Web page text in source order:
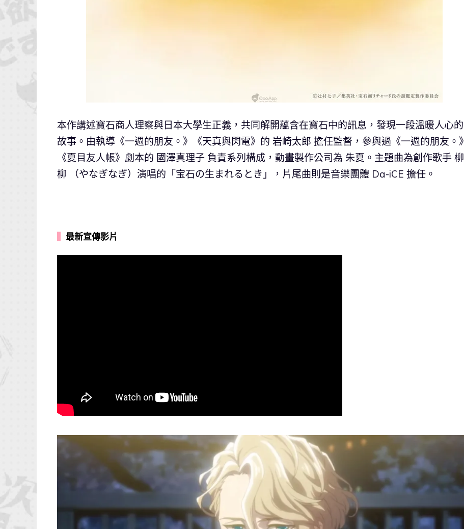
本作講述寶石商人理察與日本大學生正義，共同解開蘊含在寶石中的訊息，發現一段溫暖人心的
故事。由執導《一週的朋友。》《天真與閃電》的 岩崎太郎 擔任監督，參與過《一週的朋友。》
《夏目友人帳》劇本的 國澤真理子 負責系列構成，動畫製作公司為 朱夏。主題曲為創作歌手 柳
柳 （やなぎなぎ）演唱的「宝石の生まれるとき」，片尾曲則是音樂團體 Da-iCE 擔任。
最新宣傳影片